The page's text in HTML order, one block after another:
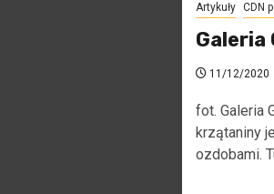
Artykuły CDN
Galeria
11/12/2020
fot. Galeria
krzątaniny
ozdobami.